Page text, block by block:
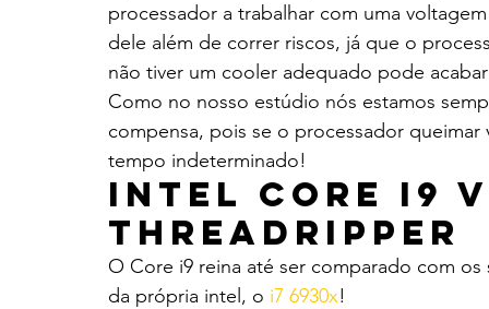
processador a trabalhar com uma
dele além de correr riscos, já que o
não tiver um cooler adequado pode
Como no nosso estúdio nós estamos
compensa, pois se o processador
tempo indeterminado!
Intel Core i9
Threadripper
O Core i9 reina até ser comparado com
da própria intel, o i7 6930x!